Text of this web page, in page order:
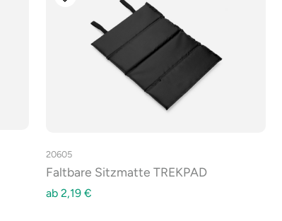
20605
Faltbare Sitzmatte TREKPAD
ab 2,19 €